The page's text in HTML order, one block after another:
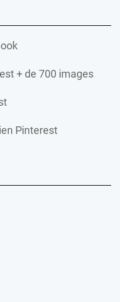
+ de 700 images
Pinterest